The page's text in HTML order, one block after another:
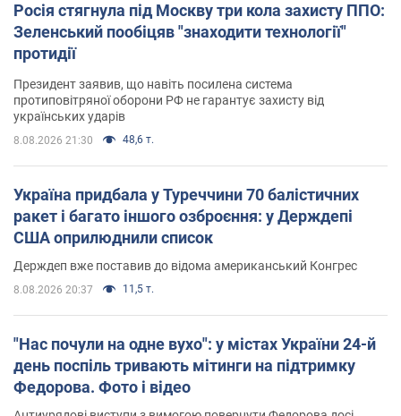
Росія стягнула під Москву три кола захисту ППО:
Зеленський пообіцяв "знаходити технології"
протидії
Президент заявив, що навіть посилена система
протиповітряної оборони РФ не гарантує захисту від
українських ударів
8.08.2026 21:30 48,6 т.
Україна придбала у Туреччини 70 балістичних
ракет і багато іншого озброєння: у Держдепі
США оприлюднили список
Держдеп вже поставив до відома американський Конгрес
8.08.2026 20:37 11,5 т.
"Нас почули на одне вухо": у містах України 24-й
день поспіль тривають мітинги на підтримку
Федорова. Фото і відео